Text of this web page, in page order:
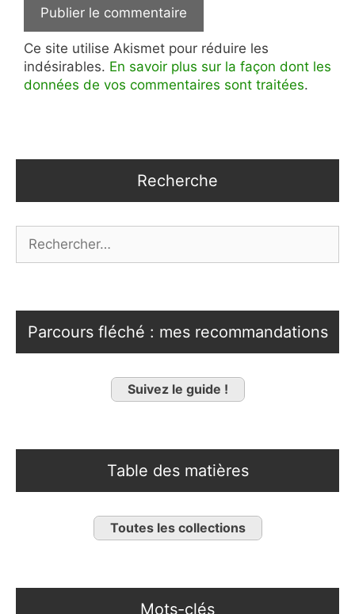
Ce site utilise Akismet pour réduire les
indésirables. En savoir plus sur la façon dont les
données de vos commentaires sont traitées.
Recherche
Parcours fléché : mes recommandations
Suivez le guide !
Table des matières
Toutes les collections
Mots-clés